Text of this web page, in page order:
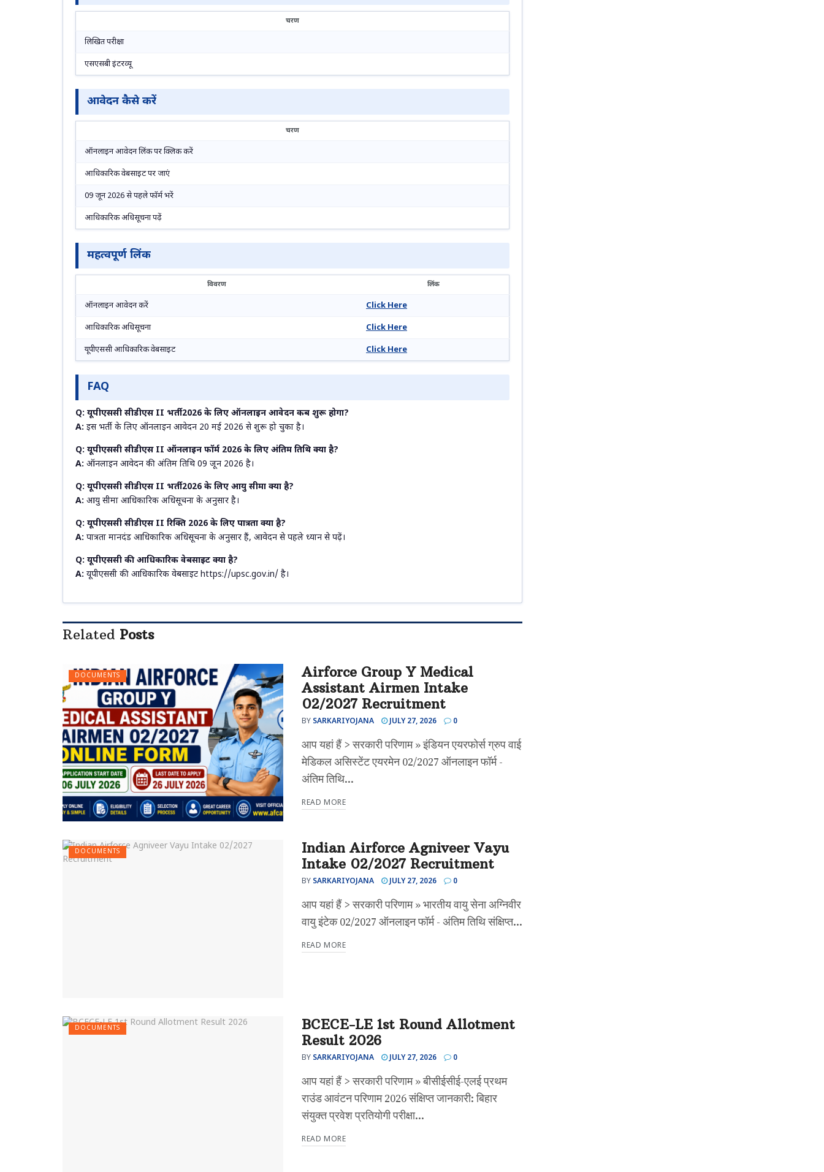
चरण
लिखित परीक्षा
एसएसबी इंटरव्यू
आवेदन कैसे करें
चरण
ऑनलाइन आवेदन लिंक पर क्लिक करें
आधिकारिक वेबसाइट पर जाएं
09 जून 2026 से पहले फॉर्म भरें
आधिकारिक अधिसूचना पढ़ें
महत्वपूर्ण लिंक
विवरण लिंक
ऑनलाइन आवेदन करें Click Here
आधिकारिक अधिसूचना Click Here
यूपीएससी आधिकारिक वेबसाइट Click Here
FAQ
Q: यूपीएससी सीडीएस II भर्ती 2026 के लिए ऑनलाइन आवेदन कब शुरू होगा?
A: इस भर्ती के लिए ऑनलाइन आवेदन 20 मई 2026 से शुरू हो चुका है।
Q: यूपीएससी सीडीएस II ऑनलाइन फॉर्म 2026 के लिए अंतिम तिथि क्या है?
A: ऑनलाइन आवेदन की अंतिम तिथि 09 जून 2026 है।
Q: यूपीएससी सीडीएस II भर्ती 2026 के लिए आयु सीमा क्या है?
A: आयु सीमा आधिकारिक अधिसूचना के अनुसार है।
Q: यूपीएससी सीडीएस II रिक्ति 2026 के लिए पात्रता क्या है?
A: पात्रता मानदंड आधिकारिक अधिसूचना के अनुसार हैं, आवेदन से पहले ध्यान से पढ़ें।
Q: यूपीएससी की आधिकारिक वेबसाइट क्या है?
A: यूपीएससी की आधिकारिक वेबसाइट https://upsc.gov.in/ है।
Related Posts
DOCUMENTS
Airforce Group Y Medical
Assistant Airmen Intake
02/2027 Recruitment
BY SARKARIYOJANA JULY 27, 2026 0
आप यहां हैं > सरकारी परिणाम » इंडियन एयरफोर्स ग्रुप वाई
मेडिकल असिस्टेंट एयरमेन 02/2027 ऑनलाइन फॉर्म -
अंतिम तिथि...
READ MORE
DOCUMENTS
Indian Airforce Agniveer Vayu
Intake 02/2027 Recruitment
BY SARKARIYOJANA JULY 27, 2026 0
आप यहां हैं > सरकारी परिणाम » भारतीय वायु सेना अग्निवीर
वायु इंटेक 02/2027 ऑनलाइन फॉर्म - अंतिम तिथि संक्षिप्त...
READ MORE
DOCUMENTS
BCECE-LE 1st Round Allotment
Result 2026
BY SARKARIYOJANA JULY 27, 2026 0
आप यहां हैं > सरकारी परिणाम » बीसीईसीई-एलई प्रथम
राउंड आवंटन परिणाम 2026 संक्षिप्त जानकारी: बिहार
संयुक्त प्रवेश प्रतियोगी परीक्षा...
READ MORE